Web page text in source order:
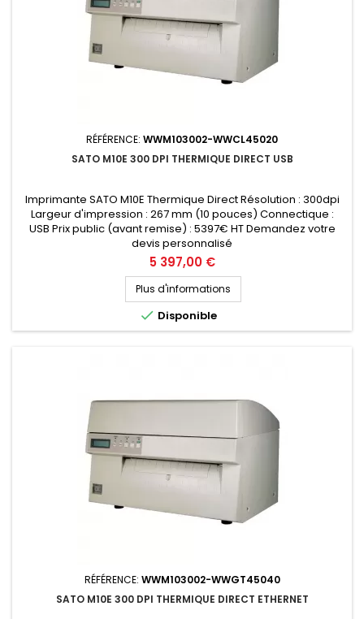
RÉFÉRENCE: WWM103002-WWCL45020
SATO M10E 300 DPI THERMIQUE DIRECT USB
Imprimante SATO M10E Thermique Direct Résolution : 300dpi
Largeur d'impression : 267 mm (10 pouces) Connectique :
USB Prix public (avant remise) : 5397€ HT Demandez votre
devis personnalisé
Prix
5 397,00 €
Plus d'informations
 Disponible
RÉFÉRENCE: WWM103002-WWGT45040
SATO M10E 300 DPI THERMIQUE DIRECT ETHERNET